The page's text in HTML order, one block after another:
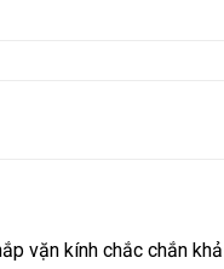
vặn kính chắc chắn